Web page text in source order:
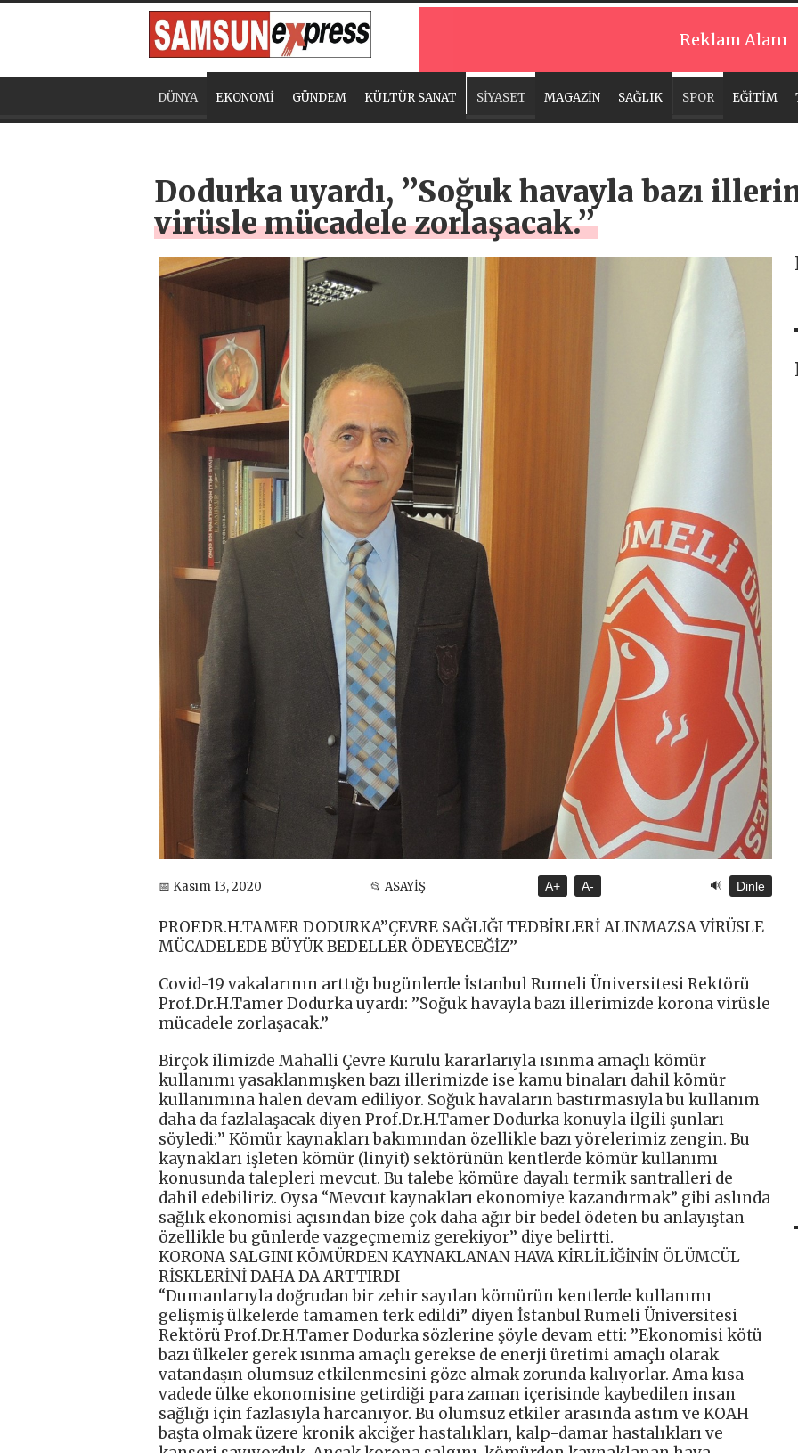
Reklam Alanı
DÜNYA EKONOMİ GÜNDEM KÜLTÜR SANAT SİYASET MAGAZİN SAĞLIK SPOR EĞİTİM
Dodurka uyardı, ’’Soğuk havayla bazı
virüsle mücadele zorlaşacak.’’
📅 Kasım 13, 2020 📂 ASAYİŞ A+ A- 🔊 Dinle
PROF.DR.H.TAMER DODURKA’’ÇEVRE SAĞLIĞI TEDBİRLERİ ALINMAZSA VİRÜSLE
MÜCADELEDE BÜYÜK BEDELLER ÖDEYECEĞİZ’’
Covid-19 vakalarının arttığı bugünlerde İstanbul Rumeli Üniversitesi Rektörü
Prof.Dr.H.Tamer Dodurka uyardı: ’’Soğuk havayla bazı illerimizde korona virüsle
mücadele zorlaşacak.’’
Birçok ilimizde Mahalli Çevre Kurulu kararlarıyla ısınma amaçlı kömür
kullanımı yasaklanmışken bazı illerimizde ise kamu binaları dahil kömür
kullanımına halen devam ediliyor. Soğuk havaların bastırmasıyla bu kullanım
daha da fazlalaşacak diyen Prof.Dr.H.Tamer Dodurka konuyla ilgili şunları
söyledi:’’ Kömür kaynakları bakımından özellikle bazı yörelerimiz zengin. Bu
kaynakları işleten kömür (linyit) sektörünün kentlerde kömür kullanımı
konusunda talepleri mevcut. Bu talebe kömüre dayalı termik santralleri de
dahil edebiliriz. Oysa “Mevcut kaynakları ekonomiye kazandırmak” gibi aslında
sağlık ekonomisi açısından bize çok daha ağır bir bedel ödeten bu anlayıştan
özellikle bu günlerde vazgeçmemiz gerekiyor’’ diye belirtti.
KORONA SALGINI KÖMÜRDEN KAYNAKLANAN HAVA KİRLİLİĞİNİN ÖLÜMCÜL
RİSKLERİNİ DAHA DA ARTTIRDI
“Dumanlarıyla doğrudan bir zehir sayılan kömürün kentlerde kullanımı
gelişmiş ülkelerde tamamen terk edildi” diyen İstanbul Rumeli Üniversitesi
Rektörü Prof.Dr.H.Tamer Dodurka sözlerine şöyle devam etti: ’’Ekonomisi kötü
bazı ülkeler gerek ısınma amaçlı gerekse de enerji üretimi amaçlı olarak
vatandaşın olumsuz etkilenmesini göze almak zorunda kalıyorlar. Ama kısa
vadede ülke ekonomisine getirdiği para zaman içerisinde kaybedilen insan
sağlığı için fazlasıyla harcanıyor. Bu olumsuz etkiler arasında astım ve KOAH
başta olmak üzere kronik akciğer hastalıkları, kalp-damar hastalıkları ve